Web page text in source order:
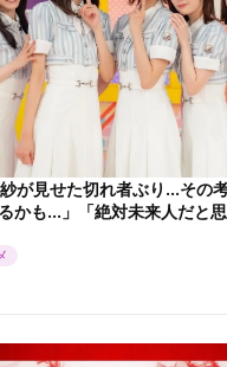
が見せた切れ者ぶり…その
かも…」「絶対未来人だと